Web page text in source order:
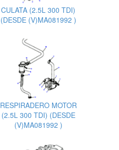
CULATA (2.5L 300 TDI)
(DESDE (V)MA081992 )
RESPIRADERO MOTOR
(2.5L 300 TDI) (DESDE
(V)MA081992 )